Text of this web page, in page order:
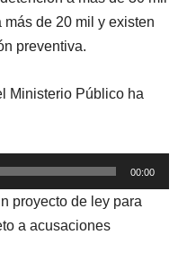
de 20 mil y existen
preventiva.
Ministerio Público ha
00:00
proyecto de ley para
a acusaciones